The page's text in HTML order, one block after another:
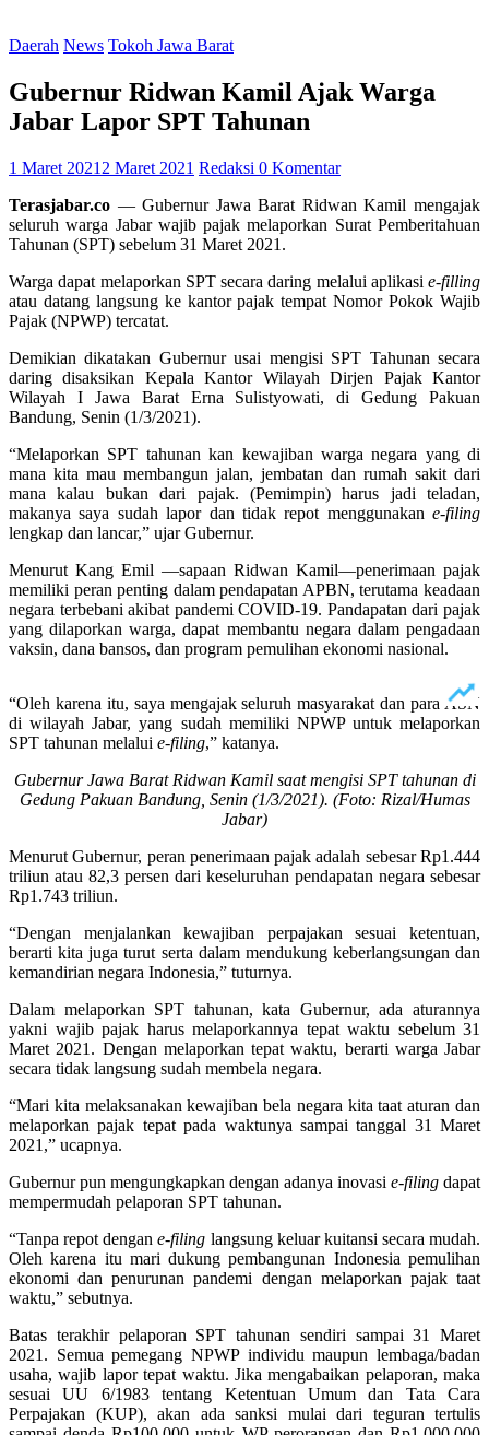
Daerah News Tokoh Jawa Barat
Gubernur Ridwan Kamil Ajak Warga
Jabar Lapor SPT Tahunan
1 Maret 2021 2 Maret 2021 Redaksi 0 Komentar
Terasjabar.co — Gubernur Jawa Barat Ridwan Kamil mengajak
seluruh warga Jabar wajib pajak melaporkan Surat Pemberitahuan
Tahunan (SPT) sebelum 31 Maret 2021.
Warga dapat melaporkan SPT secara daring melalui aplikasi e-filling
atau datang langsung ke kantor pajak tempat Nomor Pokok Wajib
Pajak (NPWP) tercatat.
Demikian dikatakan Gubernur usai mengisi SPT Tahunan secara
daring disaksikan Kepala Kantor Wilayah Dirjen Pajak Kantor
Wilayah I Jawa Barat Erna Sulistyowati, di Gedung Pakuan
Bandung, Senin (1/3/2021).
“Melaporkan SPT tahunan kan kewajiban warga negara yang di
mana kita mau membangun jalan, jembatan dan rumah sakit dari
mana kalau bukan dari pajak. (Pemimpin) harus jadi teladan,
makanya saya sudah lapor dan tidak repot menggunakan e-filing
lengkap dan lancar,” ujar Gubernur.
Menurut Kang Emil —sapaan Ridwan Kamil—penerimaan pajak
memiliki peran penting dalam pendapatan APBN, terutama keadaan
negara terbebani akibat pandemi COVID-19. Pandapatan dari pajak
yang dilaporkan warga, dapat membantu negara dalam pengadaan
vaksin, dana bansos, dan program pemulihan ekonomi nasional.
“Oleh karena itu, saya mengajak seluruh masyarakat dan para ASN
di wilayah Jabar, yang sudah memiliki NPWP untuk melaporkan
SPT tahunan melalui e-filing,” katanya.
Gubernur Jawa Barat Ridwan Kamil saat mengisi SPT tahunan di
Gedung Pakuan Bandung, Senin (1/3/2021). (Foto: Rizal/Humas
Jabar)
Menurut Gubernur, peran penerimaan pajak adalah sebesar Rp1.444
triliun atau 82,3 persen dari keseluruhan pendapatan negara sebesar
Rp1.743 triliun.
“Dengan menjalankan kewajiban perpajakan sesuai ketentuan,
berarti kita juga turut serta dalam mendukung keberlangsungan dan
kemandirian negara Indonesia,” tuturnya.
Dalam melaporkan SPT tahunan, kata Gubernur, ada aturannya
yakni wajib pajak harus melaporkannya tepat waktu sebelum 31
Maret 2021. Dengan melaporkan tepat waktu, berarti warga Jabar
secara tidak langsung sudah membela negara.
“Mari kita melaksanakan kewajiban bela negara kita taat aturan dan
melaporkan pajak tepat pada waktunya sampai tanggal 31 Maret
2021,” ucapnya.
Gubernur pun mengungkapkan dengan adanya inovasi e-filing dapat
mempermudah pelaporan SPT tahunan.
“Tanpa repot dengane-filing langsung keluar kuitansi secara mudah.
Oleh karena itu mari dukung pembangunan Indonesia pemulihan
ekonomi dan penurunan pandemi dengan melaporkan pajak taat
waktu,” sebutnya.
Batas terakhir pelaporan SPT tahunan sendiri sampai 31 Maret
2021. Semua pemegang NPWP individu maupun lembaga/badan
usaha, wajib lapor tepat waktu. Jika mengabaikan pelaporan, maka
sesuai UU 6/1983 tentang Ketentuan Umum dan Tata Cara
Perpajakan (KUP), akan ada sanksi mulai dari teguran tertulis